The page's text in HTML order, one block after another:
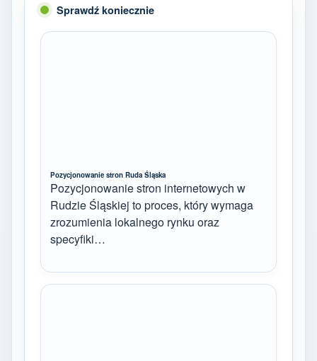
Sprawdź koniecznie
Pozycjonowanie stron Ruda Śląska
Pozycjonowanie stron internetowych w
Rudzie Śląskiej to proces, który wymaga
zrozumienia lokalnego rynku oraz
specyfiki…